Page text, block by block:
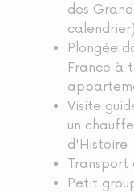
des
calendrier)
Plongée
France à
Visite
un
d'Histoire
Transport
Petit